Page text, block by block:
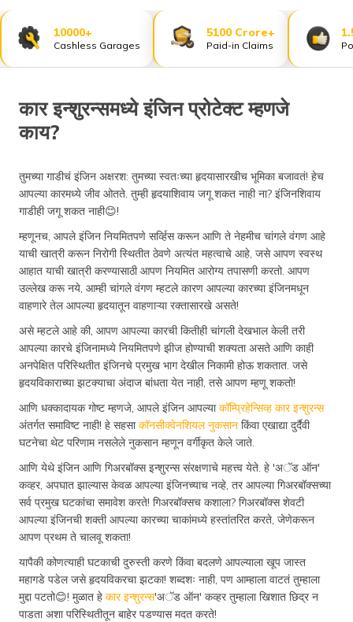
10000+
Cashless Garages
5100 Crore+
Paid-in Claims
कार इन्शुरन्समध्ये इंजिन प्रोटेक्ट म्हणजे
काय?
तुमच्या गाडीचं इंजिन अक्षरश: तुमच्या स्वतःच्या हृदयासारखीच भूमिका बजावतं! हेच
आपल्या कारमध्ये जीव ओतते. तुम्ही हृदयाशिवाय जगू शकत नाही ना? इंजिनशिवाय
गाडीही जगू शकत नाही😊!
म्हणूनच, आपले इंजिन नियमितपणे सर्व्हिस करून आणि ते नेहमीच चांगले वंगण आहे
याची खात्री करून निरोगी स्थितीत ठेवणे अत्यंत महत्वाचे आहे, जसे आपण स्वस्थ
आहात याची खात्री करण्यासाठी आपण नियमित आरोग्य तपासणी करतो. आपण
उल्लेख करू नये, आम्ही चांगले वंगण म्हटले कारण आपल्या कारच्या इंजिनमधून
वाहणारे तेल आपल्या हृदयातून वाहणाऱ्या रक्तासारखे असते!
असे म्हटले आहे की, आपण आपल्या कारची कितीही चांगली देखभाल केली तरी
आपल्या कारचे इंजिनामध्ये नियमितपणे झीज होण्याची शक्यता असते आणि काही
अनपेक्षित परिस्थितीत इंजिनचे प्रमुख भाग देखील निकामी होऊ शकतात. जसे
हृदयविकाराच्या झटक्याचा अंदाज बांधता येत नाही, तसे आपण म्हणू शकतो!
आणि धक्कादायक गोष्ट म्हणजे, आपले इंजिन आपल्याकॉम्प्रिहेन्सिव्ह कार इन्शुरन्स
अंतर्गत समाविष्ट नाही! हे सहसाकॉनसीक्वेनशियल नुकसान किंवा एखाद्या दुर्दैवी
घटनेचा थेट परिणाम नसलेले नुकसान म्हणून वर्गीकृत केले जाते.
आणि येथे इंजिन आणि गिअरबॉक्स इन्शुरन्स संरक्षणाचे महत्त्व येते. हे 'अॅड ऑन'
कव्हर, अपघात झाल्यास केवळ आपल्या इंजिनच्याच नव्हे, तर आपल्या गिअरबॉक्सच्या
सर्व प्रमुख घटकांचा समावेश करते! गिअरबॉक्सच कशाला? गिअरबॉक्स शेवटी
आपल्या इंजिनची शक्ती आपल्या कारच्या चाकांमध्ये हस्तांतरित करते, जेणेकरून
आपण प्रथम ते चालवू शकता!
यापैकी कोणत्याही घटकाची दुरुस्ती करणे किंवा बदलणे आपल्याला खूप जास्त
महागडे पडेल जसे हृदयविकरचा झटका! शब्दशः नाही, पण आम्हाला वाटतं तुम्हाला
मुद्दा पटतो😊! मुळात हे कार इन्शुरन्स'अॅड ऑन' कव्हर तुम्हाला खिशात छिद्र न
पाडता अशा परिस्थितीतून बाहेर पडण्यास मदत करते!